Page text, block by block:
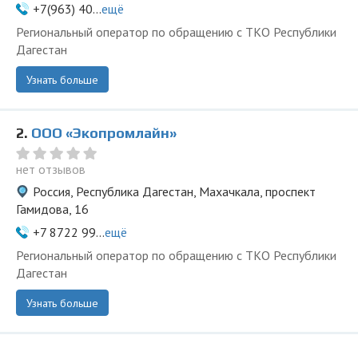
+7(963) 40...ещё
Региональный оператор по обращению с ТКО Республики
Дагестан
Узнать больше
2. ООО «Экопромлайн»
нет отзывов
Россия, Республика Дагестан, Махачкала, проспект
Гамидова, 16
+7 8722 99...ещё
Региональный оператор по обращению с ТКО Республики
Дагестан
Узнать больше